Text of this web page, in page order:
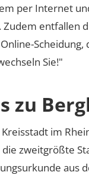
per Internet
Zudem entfallen
Sie!"
zu
im
zweitgrößte
aus